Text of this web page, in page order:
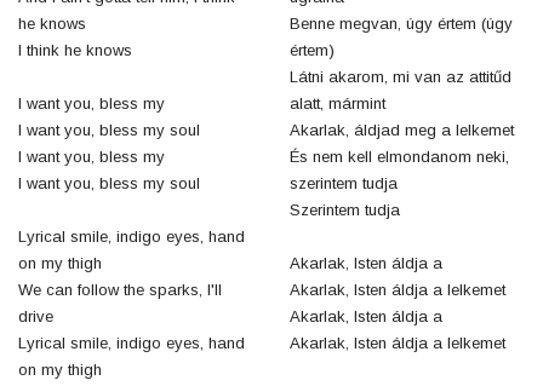
he knows
I think he knows
I want you, bless my
I want you, bless my soul
I want you, bless my
I want you, bless my soul
Lyrical smile, indigo eyes, hand
on my thigh
We can follow the sparks, I'll
drive
Lyrical smile, indigo eyes, hand
on my thigh
Benne megvan, úgy értem (úgy
értem)
Látni akarom, mi van az attitűd
alatt, mármint
Akarlak, áldjad meg a lelkemet
És nem kell elmondanom neki,
szerintem tudja
Szerintem tudja
Akarlak, Isten áldja a
Akarlak, Isten áldja a lelkemet
Akarlak, Isten áldja a
Akarlak, Isten áldja a lelkemet